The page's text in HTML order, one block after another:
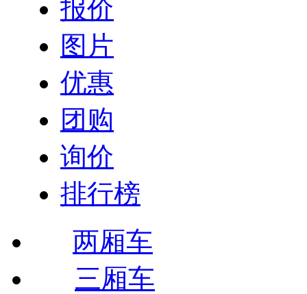
报价
图片
优惠
团购
询价
排行榜
两厢车
三厢车